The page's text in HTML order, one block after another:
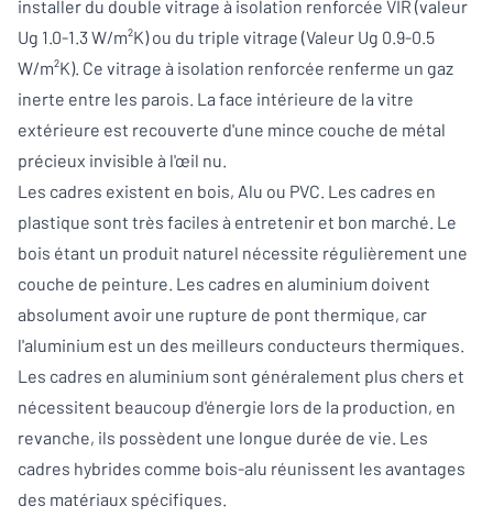
installer du double vitrage à isolation renforcée VIR (valeur
Ug 1.0-1.3 W/m²K) ou du triple vitrage (Valeur Ug 0.9-0.5
W/m²K). Ce vitrage à isolation renforcée renferme un gaz
inerte entre les parois. La face intérieure de la vitre
extérieure est recouverte d'une mince couche de métal
précieux invisible à l'œil nu.
Les cadres existent en bois, Alu ou PVC. Les cadres en
plastique sont très faciles à entretenir et bon marché. Le
bois étant un produit naturel nécessite régulièrement une
couche de peinture. Les cadres en aluminium doivent
absolument avoir une rupture de pont thermique, car
l'aluminium est un des meilleurs conducteurs thermiques.
Les cadres en aluminium sont généralement plus chers et
nécessitent beaucoup d'énergie lors de la production, en
revanche, ils possèdent une longue durée de vie. Les
cadres hybrides comme bois-alu réunissent les avantages
des matériaux spécifiques.